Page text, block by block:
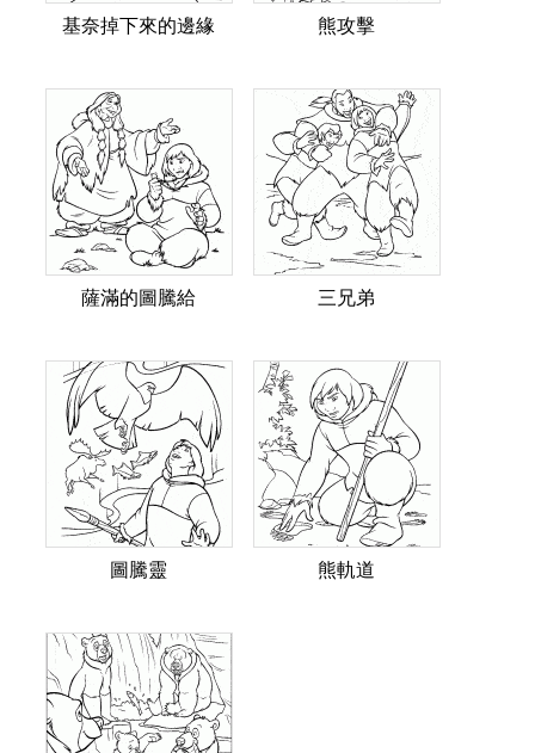
基奈掉下來的邊緣 熊攻擊
薩滿的圖騰給 三兄弟
圖騰靈 熊軌道